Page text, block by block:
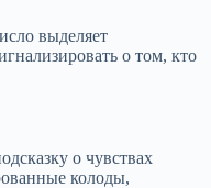
выделяет
о том, кто
о чувствах
колоды,